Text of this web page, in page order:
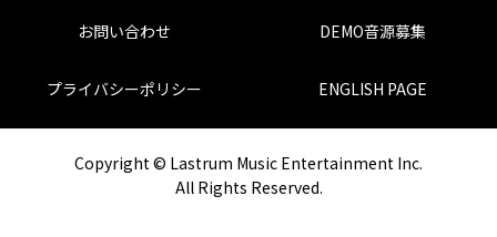
お問い合わせ DEMO音源募集
プライバシーポリシー ENGLISH PAGE
Copyright © Lastrum Music Entertainment Inc.
All Rights Reserved.